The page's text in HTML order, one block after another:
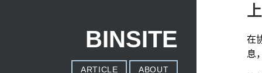
BINSITE
ARTICLE ABOUT
在
息